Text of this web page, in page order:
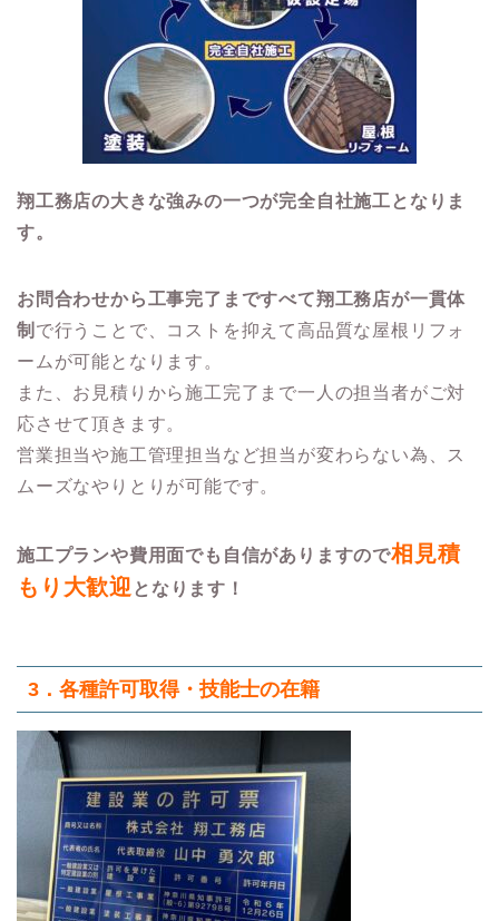
翔工務店の大きな強みの一つが完全自社施工となりま
す。
お問合わせから工事完了まですべて翔工務店が一貫体
制 で行うことで、コストを抑えて高品質な屋根リフォ
ームが可能となります。
また、お見積りから施工完了まで一人の担当者がご対
応させて頂きます。
営業担当や施工管理担当など担当が変わらない為、ス
ムーズなやりとりが可能です。
施工プランや費用面でも自信がありますので相見積
もり大歓迎 となります！
3．各種許可取得・技能士の在籍